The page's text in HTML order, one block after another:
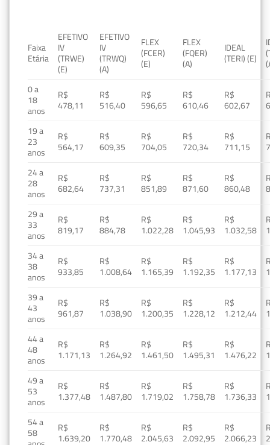
Faixa
Etária
EFETIVO
IV
(TRWE)
(E)
EFETIVO
IV
(TRWQ)
(A)
FLEX
(FCER)
(E)
FLEX
(FQER)
(A)
IDEAL
(TERI) (E)
0 a
18
anos
R$
478,11
R$
516,40
R$
596,65
R$
610,46
R$
602,67
19 a
23
anos
R$
564,17
R$
609,35
R$
704,05
R$
720,34
R$
711,15
24 a
28
anos
R$
682,64
R$
737,31
R$
851,89
R$
871,60
R$
860,48
29 a
33
anos
R$
819,17
R$
884,78
R$
1.022,28
R$
1.045,93
R$
1.032,58
34 a
38
anos
R$
933,85
R$
1.008,64
R$
1.165,39
R$
1.192,35
R$
1.177,13
39 a
43
anos
R$
961,87
R$
1.038,90
R$
1.200,35
R$
1.228,12
R$
1.212,44
44 a
48
anos
R$
1.171,13
R$
1.264,92
R$
1.461,50
R$
1.495,31
R$
1.476,22
49 a
53
anos
R$
1.377,48
R$
1.487,80
R$
1.719,02
R$
1.758,78
R$
1.736,33
54 a
58
R$
1.639,20
R$
1.770,48
R$
2.045,63
R$
2.092,95
R$
2.066,23